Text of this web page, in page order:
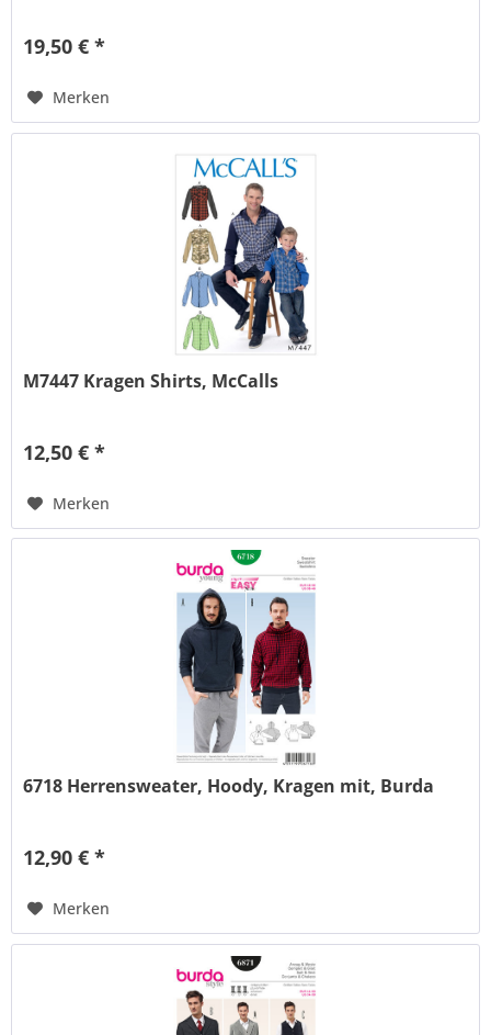
19,50 € *
Merken
M7447 Kragen Shirts, McCalls
12,50 € *
Merken
6718 Herrensweater, Hoody, Kragen mit, Burda
12,90 € *
Merken